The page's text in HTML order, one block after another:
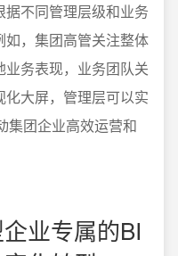
不同管理层级和业务
，集团高管关注整体
务表现，业务团队关
大屏，管理层可以实
集团企业高效运营和
业专属的BI